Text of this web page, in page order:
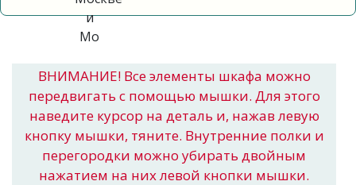
ВНИМАНИЕ! Все элементы шкафа можно
передвигать с помощью мышки. Для этого
наведите курсор на деталь и, нажав левую
кнопку мышки, тяните. Внутренние полки и
перегородки можно убирать двойным
нажатием на них левой кнопки мышки.